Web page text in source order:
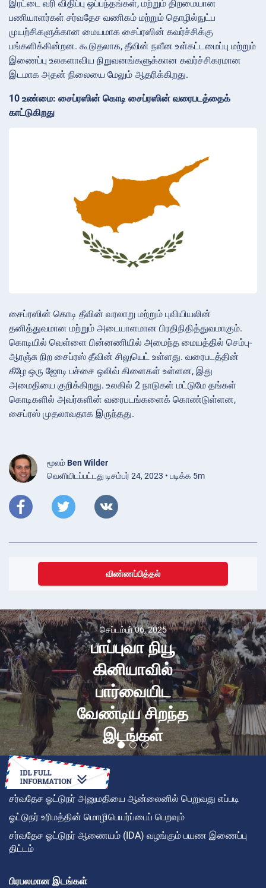
இரட்டை வரி விதிப்பு ஒப்பந்தங்கள், மற்றும் திறமையான
பணியாளர்கள் சர்வதேச வணிகம் மற்றும் தொழில்நுட்ப
முயற்சிகளுக்கான மையமாக சைப்ரஸின் கவர்ச்சிக்கு
பங்களிக்கின்றன. கூடுதலாக, தீவின் நவீன உள்கட்டமைப்பு மற்றும்
இணைப்பு உலகளாவிய நிறுவனங்களுக்கான கவர்ச்சிகரமான
இடமாக அதன் நிலையை மேலும் ஆதரிக்கிறது.
10 உண்மை: சைப்ரஸின் கொடி சைப்ரஸின் வரைபடத்தைக்
காட்டுகிறது
சைப்ரஸின் கொடி தீவின் வரலாறு மற்றும் புவியியலின்
தனித்துவமான மற்றும் அடையாளமான பிரதிநிதித்துவமாகும்.
கொடியில் வெள்ளை பின்னணியில் அமைந்த மையத்தில் செம்பு-
ஆரஞ்சு நிற சைப்ரஸ் தீவின் சிலுயெட் உள்ளது. வரைபடத்தின்
கீழே ஒரு ஜோடி பச்சை ஒலிவ் கிளைகள் உள்ளன, இது
அமைதியை குறிக்கிறது. உலகில் 2 நாடுகள் மட்டுமே தங்கள்
கொடிகளில் அவர்களின் வரைபடங்களைக் கொண்டுள்ளன,
சைப்ரஸ் முதலாவதாக இருந்தது.
மூலம் Ben Wilder
வெளியிடப்பட்டது டிசம்பர் 24, 2023 • படிக்க 5m
விண்ணப்பித்தல்
செப்டம்பர் 06, 2025
பாப்புவா நியூ
கினியாவில்
பார்வையிட
வேண்டிய சிறந்த
இடங்கள்
சர்வதேச ஓட்டுநர் அனுமதியை ஆன்லைனில் பெறுவது எப்படி
ஓட்டுநர் உரிமத்தின் மொழிபெயர்ப்பைப் பெறவும்
சர்வதேச ஓட்டுநர் ஆணையம் (IDA) வழங்கும் பயண இணைப்பு
திட்டம்
பிரபலமான இடங்கள்